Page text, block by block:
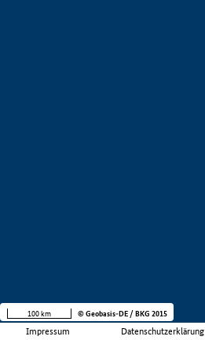
Impressum Datenschutzerklärung
100 km © Geobasis-DE / BKG 2015